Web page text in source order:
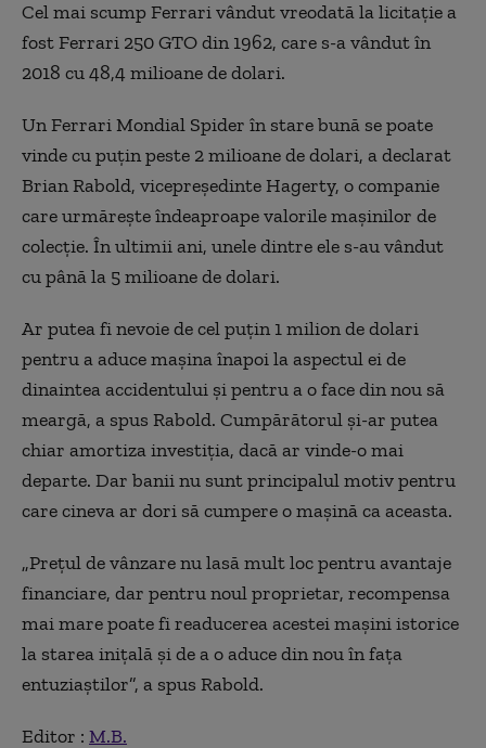
Cel mai scump Ferrari vândut vreodată la licitație a
fost Ferrari 250 GTO din 1962, care s-a vândut în
2018 cu 48,4 milioane de dolari.
Un Ferrari Mondial Spider în stare bună se poate
vinde cu puțin peste 2 milioane de dolari, a declarat
Brian Rabold, vicepreședinte Hagerty, o companie
care urmărește îndeaproape valorile mașinilor de
colecție. În ultimii ani, unele dintre ele s-au vândut
cu până la 5 milioane de dolari.
Ar putea fi nevoie de cel puțin 1 milion de dolari
pentru a aduce mașina înapoi la aspectul ei de
dinaintea accidentului și pentru a o face din nou să
meargă, a spus Rabold. Cumpărătorul și-ar putea
chiar amortiza investiția, dacă ar vinde-o mai
departe. Dar banii nu sunt principalul motiv pentru
care cineva ar dori să cumpere o mașină ca aceasta.
„Prețul de vânzare nu lasă mult loc pentru avantaje
financiare, dar pentru noul proprietar, recompensa
mai mare poate fi readucerea acestei mașini istorice
la starea inițală și de a o aduce din nou în fața
entuziaștilor”, a spus Rabold.
Editor : M.B.